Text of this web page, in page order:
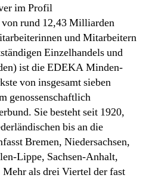
im Profil
rund 12,43 Milliarden
und Mitarbeitern
Einzelhandels und
ist die EDEKA Minden-
von insgesamt sieben
genossenschaftlich
Sie besteht seit 1920,
bis an die
Bremen, Niedersachsen,
Lippe, Sachsen-Anhalt,
als drei Viertel der fast